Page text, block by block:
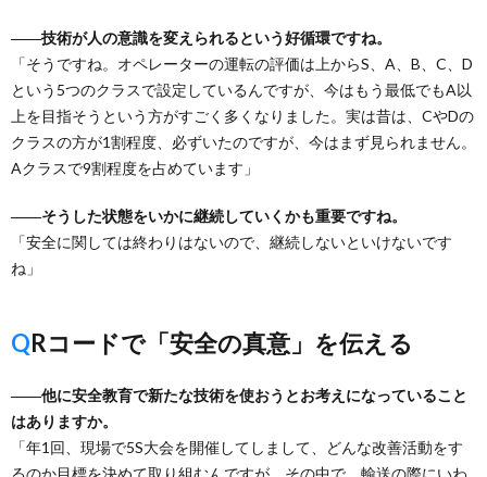
――技術が人の意識を変えられるという好循環ですね。
「そうですね。オペレーターの運転の評価は上からS、A、B、C、D
という5つのクラスで設定しているんですが、今はもう最低でもA以
上を目指そうという方がすごく多くなりました。実は昔は、CやDの
クラスの方が1割程度、必ずいたのですが、今はまず見られません。
Aクラスで9割程度を占めています」
――そうした状態をいかに継続していくかも重要ですね。
「安全に関しては終わりはないので、継続しないといけないです
ね」
QRコードで「安全の真意」を伝える
――他に安全教育で新たな技術を使おうとお考えになっていること
はありますか。
「年1回、現場で5S大会を開催してしまして、どんな改善活動をす
るのか目標を決めて取り組むんですが、その中で、輸送の際にいわ